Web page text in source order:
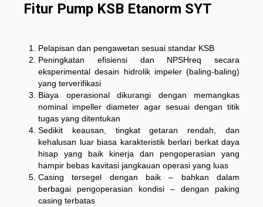
Fitur Pump KSB Etanorm SYT
Pelapisan dan pengawetan sesuai standar KSB
Peningkatan efisiensi dan NPSHreq secara
eksperimental desain hidrolik impeler (baling-baling)
yang terverifikasi
Biaya operasional dikurangi dengan memangkas
nominal impeller diameter agar sesuai dengan titik
tugas yang ditentukan
Sedikit keausan, tingkat getaran rendah, dan
kehalusan luar biasa karakteristik berlari berkat daya
hisap yang baik kinerja dan pengoperasian yang
hampir bebas kavitasi jangkauan operasi yang luas
Casing tersegel dengan baik – bahkan dalam
berbagai pengoperasian kondisi – dengan paking
casing terbatas